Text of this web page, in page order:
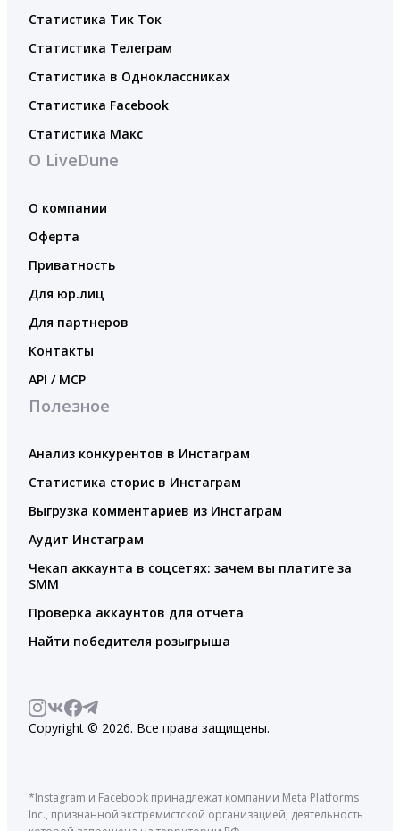
Статистика Тик Ток
Статистика Телеграм
Статистика в Одноклассниках
Статистика Facebook
Статистика Макс
О LiveDune
О компании
Оферта
Приватность
Для юр.лиц
Для партнеров
Контакты
API / MCP
Полезное
Анализ конкурентов в Инстаграм
Статистика сторис в Инстаграм
Выгрузка комментариев из Инстаграм
Аудит Инстаграм
Чекап аккаунта в соцсетях: зачем вы платите за
SMM
Проверка аккаунтов для отчета
Найти победителя розыгрыша
Copyright © 2026. Все права защищены.
*Instagram и Facebook принадлежат компании Meta Platforms
Inc., признанной экстремистской организацией, деятельность